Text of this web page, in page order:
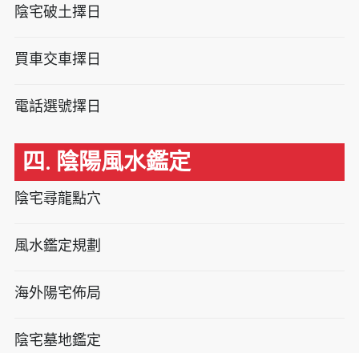
陰宅破土擇日
買車交車擇日
電話選號擇日
四. 陰陽風水鑑定
陰宅尋龍點穴
風水鑑定規劃
海外陽宅佈局
陰宅墓地鑑定